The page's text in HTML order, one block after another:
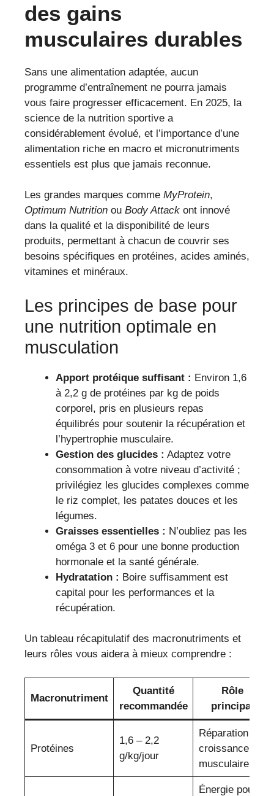
des gains
musculaires durables
Sans une alimentation adaptée, aucun
programme d’entraînement ne pourra jamais
vous faire progresser efficacement. En 2025, la
science de la nutrition sportive a
considérablement évolué, et l’importance d’une
alimentation riche en macro et micronutriments
essentiels est plus que jamais reconnue.
Les grandes marques comme MyProtein,
Optimum Nutrition ou Body Attack ont innové
dans la qualité et la disponibilité de leurs
produits, permettant à chacun de couvrir ses
besoins spécifiques en protéines, acides aminés,
vitamines et minéraux.
Les principes de base pour
une nutrition optimale en
musculation
Apport protéique suffisant : Environ 1,6
à 2,2 g de protéines par kg de poids
corporel, pris en plusieurs repas
équilibrés pour soutenir la récupération et
l’hypertrophie musculaire.
Gestion des glucides : Adaptez votre
consommation à votre niveau d’activité ;
privilégiez les glucides complexes comme
le riz complet, les patates douces et les
légumes.
Graisses essentielles : N’oubliez pas les
oméga 3 et 6 pour une bonne production
hormonale et la santé générale.
Hydratation : Boire suffisamment est
capital pour les performances et la
récupération.
Un tableau récapitulatif des macronutriments et
leurs rôles vous aidera à mieux comprendre :
Macronutriment
Quantité
recommandée
Rôle
principal
Protéines
1,6 – 2,2
g/kg/jour
Réparation et
croissance
musculaire
Énergie pour